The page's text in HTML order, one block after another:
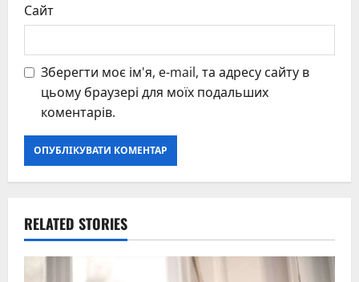
Сайт
Зберегти моє ім'я, e-mail, та адресу сайту в
цьому браузері для моїх подальших
коментарів.
RELATED STORIES